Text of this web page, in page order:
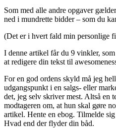
Som med alle andre opgaver
ned i mundrette bidder – som du
(Det er i hvert fald min personlige
I denne artikel får du 9 vinkler,
at redigere din tekst til
For en god ordens skyld må jeg
udgangspunkt i en salgs- eller
det, jeg selv skriver mest. Altså en
modtageren om, at hun skal gøre
artikel. Hente en ebog. Tilmelde
Hvad end der flyder din båd.